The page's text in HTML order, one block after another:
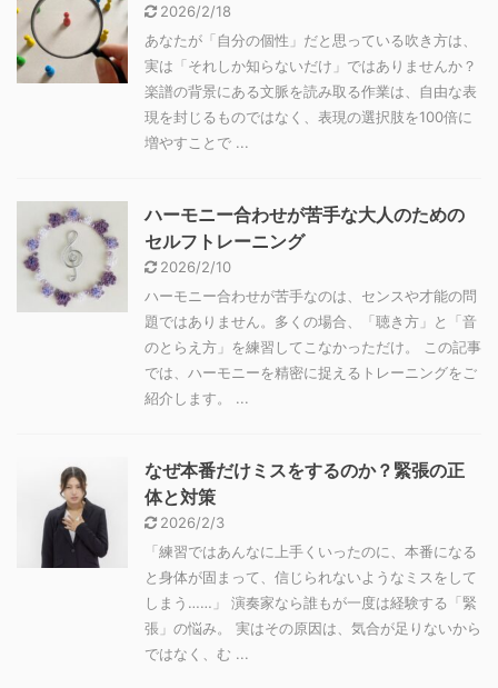
2026/2/18
あなたが「自分の個性」だと思っている吹き方は、
実は「それしか知らないだけ」ではありませんか？
楽譜の背景にある文脈を読み取る作業は、自由な表
現を封じるものではなく、表現の選択肢を100倍に
増やすことで ...
ハーモニー合わせが苦手な大人のための
セルフトレーニング
2026/2/10
ハーモニー合わせが苦手なのは、センスや才能の問
題ではありません。多くの場合、「聴き方」と「音
のとらえ方」を練習してこなかっただけ。 この記事
では、ハーモニーを精密に捉えるトレーニングをご
紹介します。 ...
なぜ本番だけミスをするのか？緊張の正
体と対策
2026/2/3
「練習ではあんなに上手くいったのに、本番になる
と身体が固まって、信じられないようなミスをして
しまう……」 演奏家なら誰もが一度は経験する「緊
張」の悩み。 実はその原因は、気合が足りないから
ではなく、む ...